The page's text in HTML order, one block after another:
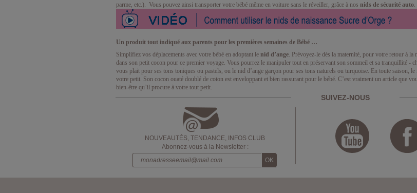
parme, etc.). Vous pouvez ainsi transporter votre bébé même en voiture sans le réveiller, grâce à nos nids de sécurité auto.
Un produit tout indiqué aux parents pour les premières semaines de Bébé …
Simplifiez vos déplacements avec votre bébé en adoptant le nid d’ange. Prévoyez-le dès la maternité, pour votre retour à la
dans son petit cocon pour ce premier voyage. Vous pourrez le manipuler tout en préservant son sommeil et sa tranquillité -
vous plait pour ses tons toniques ou pastels, ou le nid d’ange garçon pour ses tons naturels ou turquoise. En toute saison,
votre petit. Son cocon ouaté doublé de coton est enveloppant et bien rassurant pour le bébé. C’est vraiment un article que
bien-être qu’il procure à votre tout petit.
SUIVEZ-NOUS
NOUVEAUTÉS, TENDANCE, INFOS CLUB
Abonnez-vous à la Newsletter :